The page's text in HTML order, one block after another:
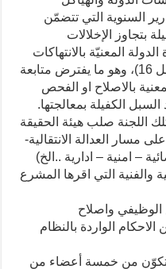
السنوية التي تتضمّن
بتجاوز الإخلالات
المعنيّة بالانتهاكات
حتى تتجنّب تكرارها مستقبلا (الفصل 16)، وهو ما يفترض متابعة
بالاصلاح او الفحص
الكفيلة بمعالجتها.
اللجنة صلب هيئة الحقيقة
مسار العدالة الانتقالية-
– امنية – ادارية ..الخ)
والفنية التي اقرها المشرع
الوظيفي واصلاح
الواردة بالنظام
تتكوّن من خمسة أعضاء من